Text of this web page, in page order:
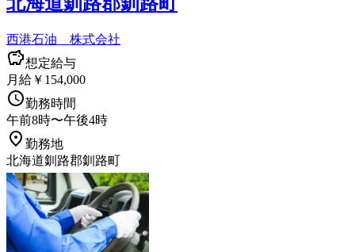
西港石油 株式会社
想定給与
月給￥154,000
勤務時間
午前8時〜午後4時
勤務地
北海道釧路郡釧路町